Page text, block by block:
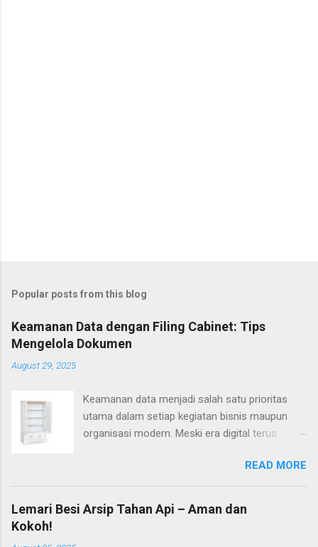
Popular posts from this blog
Keamanan Data dengan Filing Cabinet: Tips
Mengelola Dokumen
August 29, 2025
Keamanan data menjadi salah satu prioritas
utama dalam setiap kegiatan bisnis maupun
organisasi modern. Meski era digital terus
memiliki peran yang penting. Banyak dokumen
sensitif, mulai dari kontrak, catatan keuangan,
hingga informasi personal, yang harus dikelola
secara aman. Di sinilah keamanan data dengan
READ MORE
Lemari Besi Arsip Tahan Api – Aman dan
Kokoh!